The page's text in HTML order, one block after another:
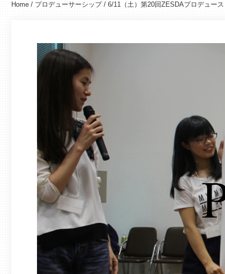
プ
Home / プロデューサーシップ/ 6/11（土）第20回ZESDAプロデュー